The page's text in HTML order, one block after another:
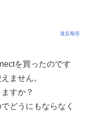
違反報告
を買ったのです
ません。
すか？
どうにもならなく